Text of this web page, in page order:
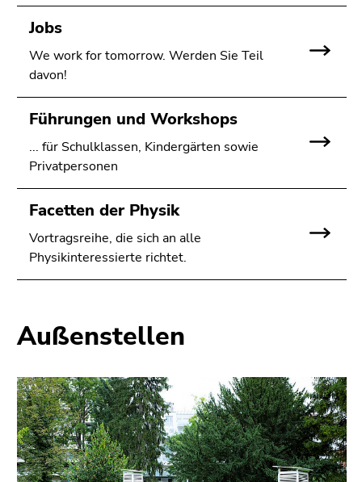
Jobs
We work for tomorrow. Werden Sie Teil
davon!
Führungen und Workshops
... für Schulklassen, Kindergärten sowie
Privatpersonen
Facetten der Physik
Vortragsreihe, die sich an alle
Physikinteressierte richtet.
Außenstellen